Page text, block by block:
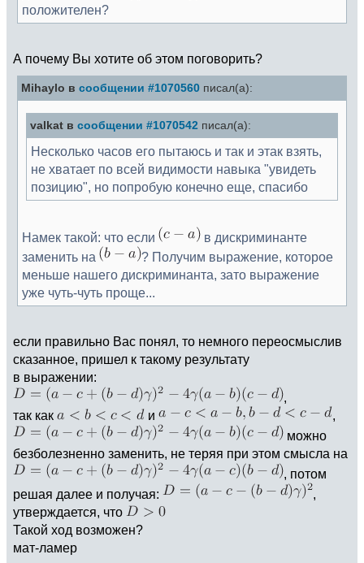
положителен?
А почему Вы хотите об этом поговорить?
Mihaylo в сообщении #1070560 писал(а):
valkat в сообщении #1070542 писал(а):
Несколько часов его пытаюсь и так и этак взять,
не хватает по всей видимости навыка "увидеть
позицию", но попробую конечно еще, спасибо
Намек такой: что если
в дискриминанте
заменить на
? Получим выражение, которое
меньше нашего дискриминанта, зато выражение
уже чуть-чуть проще...
если правильно Вас понял, то немного переосмыслив
сказанное, пришел к такому результату
в выражении:
,
так как
и
,
можно
безболезненно заменить, не теряя при этом смысла на
, потом
решая далее и получая:
,
утверждается, что
Такой ход возможен?
мат-ламер